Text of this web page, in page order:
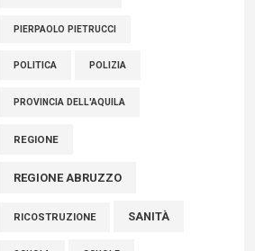
PIERPAOLO PIETRUCCI
POLITICA POLIZIA
PROVINCIA DELL'AQUILA
REGIONE
REGIONE ABRUZZO
RICOSTRUZIONE SANITÀ